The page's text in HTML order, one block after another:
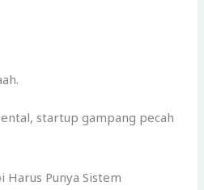
startup gampang pecah
Harus Punya Sistem